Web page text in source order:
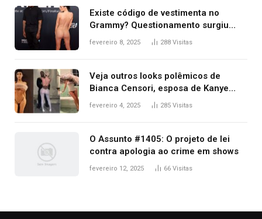
Existe código de vestimenta no
Grammy? Questionamento surgiu
após Bianca Censori, mulher de
fevereiro 8, 2025 288 Visitas
Veja outros looks polêmicos de
Bianca Censori, esposa de Kanye
West que apareceu nua no Grammy
fevereiro 4, 2025 285 Visitas
O Assunto #1405: O projeto de lei
contra apologia ao crime em shows
fevereiro 12, 2025 66 Visitas